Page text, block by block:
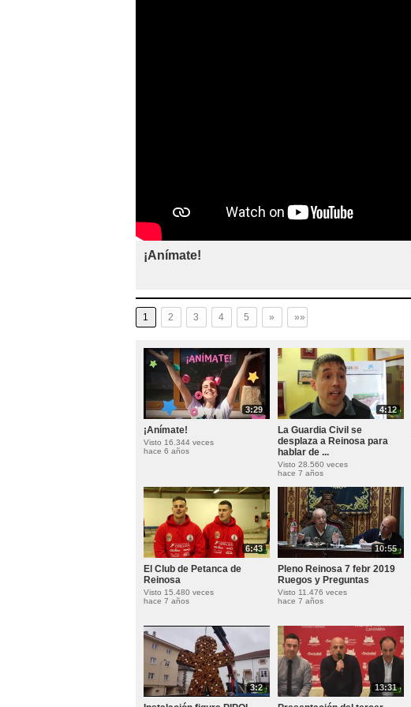
¡Anímate!
1 2 3 4 5 » »»
3:29
¡Anímate!
Visto 16.344 veces
hace 6 años
4:12
La Guardia Civil se
desplaza a Reinosa para
hablar de ...
Visto 28.560 veces
hace 7 años
6:43
El Club de Petanca de
Reinosa
Visto 15.480 veces
hace 7 años
10:55
Pleno Reinosa 7 febr 2019
Ruegos y Preguntas
Visto 11.476 veces
hace 7 años
3:2 13:31